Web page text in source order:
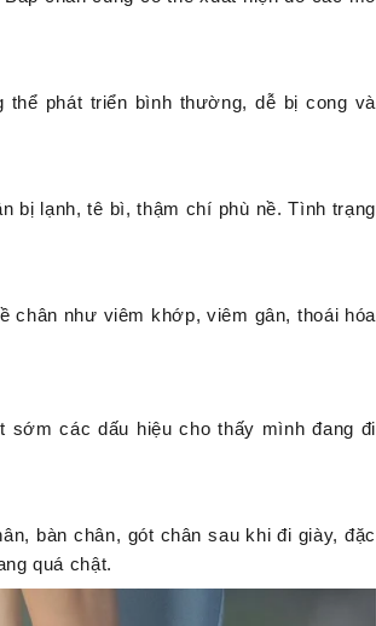
thể phát triển bình thường, dễ bị cong và
bị lạnh, tê bì, thậm chí phù nề. Tình trạng
như viêm khớp, viêm gân, thoái hóa
sớm các dấu hiệu cho thấy mình đang đi
bàn chân, gót chân sau khi đi giày, đặc
quá chật.